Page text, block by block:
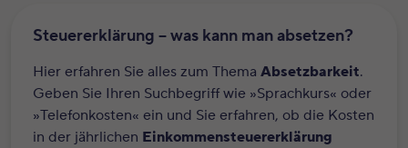
Steuererklärung – was kann man absetzen?
Hier erfahren Sie alles zum Thema Absetzbarkeit.
Geben Sie Ihren Suchbegriff wie »Sprachkurs« oder
»Telefonkosten« ein und Sie erfahren, ob die Kosten
in der jährlichen Einkommensteuererklärung